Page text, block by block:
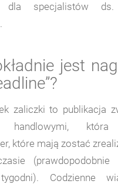
dla specjalistów ds.
jest
zaliczki to publikacja
handlowymi, która
które mają zostać
Codzienne